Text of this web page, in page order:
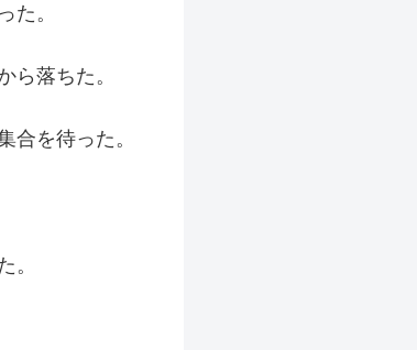
た。
ら落ちた。
合を待った。
。